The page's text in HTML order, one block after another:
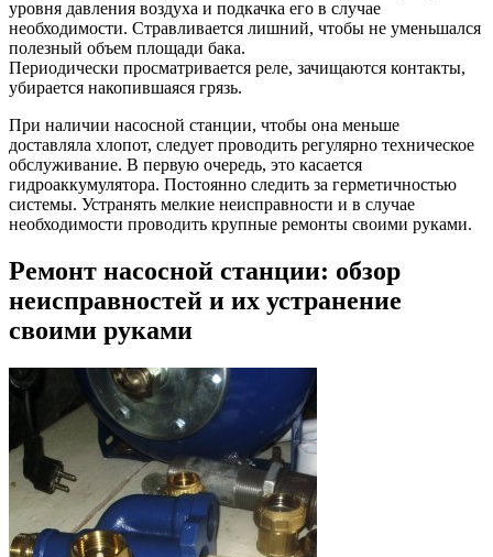
уровня давления воздуха и подкачка его в случае
необходимости. Стравливается лишний, чтобы не уменьшался
полезный объем площади бака.
Периодически просматривается реле, зачищаются контакты,
убирается накопившаяся грязь.
При наличии насосной станции, чтобы она меньше
доставляла хлопот, следует проводить регулярно техническое
обслуживание. В первую очередь, это касается
гидроаккумулятора. Постоянно следить за герметичностью
системы. Устранять мелкие неисправности и в случае
необходимости проводить крупные ремонты своими руками.
Ремонт насосной станции: обзор
неисправностей и их устранение
своими руками